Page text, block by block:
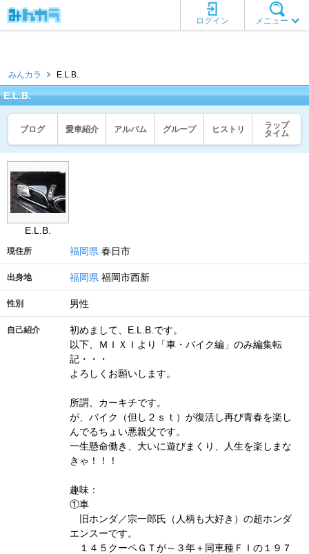
メニュー
ログイン
みんカラ E.L.B.
E.L.B.
ブログ 愛車紹介 アルバム グループ ヒストリ
ラップ
タイム
E.L.B.
現住所 福岡県 春日市
出身地 福岡県 福岡市西新
性別 男性
自己紹介
初めまして、E.L.B.です。
以下、ＭＩＸＩより「車・バイク編」のみ編集転
記・・・
よろしくお願いします。
所謂、カーキチです。
が、バイク（但し２ｓｔ）が復活し再び青春を楽し
んでるちょい悪親父です。
一生懸命働き、大いに遊びまくり、人生を楽しまな
きゃ！！！
趣味：
①車
旧ホンダ／宗一郎氏（人柄も大好き）の超ホンダ
エンスーです。
１４５クーペＧＴが～３年＋同車種ＦＩの１９７